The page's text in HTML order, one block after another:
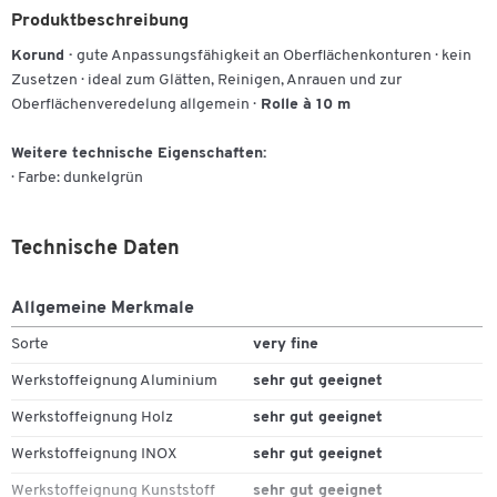
Produktbeschreibung
Korund · gute Anpassungsfähigkeit an Oberflächenkonturen · kein
Zusetzen · ideal zum Glätten, Reinigen, Anrauen und zur
Oberflächenveredelung allgemein · Rolle à 10 m
Weitere technische Eigenschaften:
· Farbe: dunkelgrün
Technische Daten
Allgemeine Merkmale
Sorte very fine
Werkstoffeignung Aluminium sehr gut geeignet
Werkstoffeignung Holz sehr gut geeignet
Werkstoffeignung INOX sehr gut geeignet
Werkstoffeignung Kunststoff sehr gut geeignet